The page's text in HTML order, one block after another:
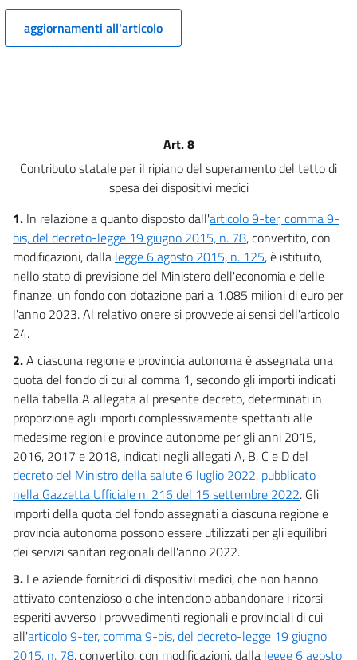
Disposizioni in materia di salute
8
9
14
15 bis
15 ter
16
Capo III
Misure in materia di adempimenti fiscali
17 bis
18
19
20
21
22
23
Capo IV
Disposizioni finali e finanziarie
24 bis
25
aggiornamenti all'articolo
Art. 8
Contributo statale per il ripiano del superamento del tetto di
spesa dei dispositivi medici
1. In relazione a quanto disposto dall'articolo 9-ter, comma 9-
bis, del decreto-legge 19 giugno 2015, n. 78, convertito, con
modificazioni, dalla legge 6 agosto 2015, n. 125, è istituito,
nello stato di previsione del Ministero dell'economia e delle
finanze, un fondo con dotazione pari a 1.085 milioni di euro per
l'anno 2023. Al relativo onere si provvede ai sensi dell'articolo
24.
2.A ciascuna regione e provincia autonoma è assegnata una
quota del fondo di cui al comma 1, secondo gli importi indicati
nella tabella A allegata al presente decreto, determinati in
proporzione agli importi complessivamente spettanti alle
medesime regioni e province autonome per gli anni 2015,
2016, 2017 e 2018, indicati negli allegati A, B, C e D del
decreto del Ministro della salute 6 luglio 2022, pubblicato
nella Gazzetta Ufficiale n. 216 del 15 settembre 2022. Gli
importi della quota del fondo assegnati a ciascuna regione e
provincia autonoma possono essere utilizzati per gli equilibri
dei servizi sanitari regionali dell'anno 2022.
3. Le aziende fornitrici di dispositivi medici, che non hanno
attivato contenzioso o che intendono abbandonare i ricorsi
esperiti avverso i provvedimenti regionali e provinciali di cui
all'articolo 9-ter, comma 9-bis, del decreto-legge 19 giugno
2015, n. 78, convertito, con modificazioni, dalla legge 6 agosto